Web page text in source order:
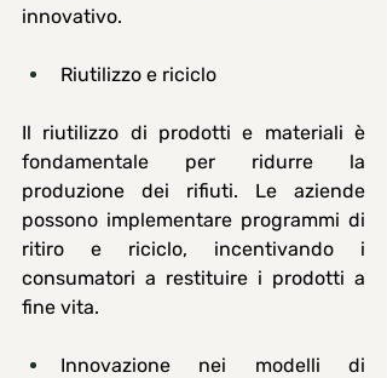
innovativo.
Riutilizzo e riciclo
Il riutilizzo di prodotti e materiali è
fondamentale per ridurre la
produzione dei rifiuti. Le aziende
possono implementare programmi di
ritiro e riciclo, incentivando i
consumatori a restituire i prodotti a
fine vita.
Innovazione nei modelli di